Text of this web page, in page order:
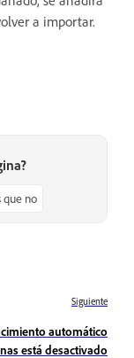
a importar.
que no
Siguiente
automático
está desactivado